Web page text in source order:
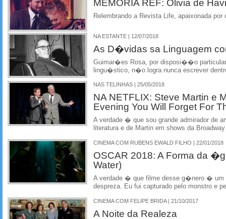
MEMORIA REF: Olivia de
Relembrando a Revista Life, apaixonada por
NA ESTANTE | 12/07/2018
As D�vidas sa Linguagem
Guimar�es Rosa, por disposi��o particular
lingu�stico, n�o logra nunca escrever
NAS TELINHAS | 25/05/2018
NA NETFLIX: Steve Martin e
Evening You Will Forget For
A verdade � que sou grande admirador de
literatura e de Martin em shows da Broadway
CINEMA COM RUBENS EWALD FILHO | 22/01/2018
OSCAR 2018: A Forma da
Water)
A verdade � que filme desse g�nero � um
despreza. Eu fui capturado pelo monstro e
CINEMA COM FELIPE BRIDA | 21/10/2017
A Noite da Realeza